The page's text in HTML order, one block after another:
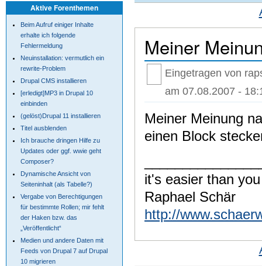
Meiner
Eingetragen von
am 07.08.2007 -
Meiner Meinung
einen Block
it's easier than
Raphael Schär
http://
Aktive Forenthemen
Beim Aufruf einiger Inhalte
erhalte ich folgende
Fehlermeldung
Neuinstallation: vermutlich ein
rewrite-Problem
Drupal CMS installieren
[erledigt]MP3 in Drupal 10
einbinden
(gelöst)Drupal 11 installieren
Titel ausblenden
Ich brauche dringen Hilfe zu
Updates oder ggf. wwie geht
Composer?
Dynamische Ansicht von
Seiteninhalt (als Tabelle?)
Vergabe von Berechtigungen
für bestimmte Rollen; mir fehlt
der Haken bzw. das
„Veröffentlicht“
Medien und andere Daten mit
Feeds von Drupal 7 auf Drupal
10 migrieren